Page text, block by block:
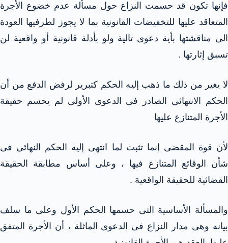
فإنها تكون قد حسمت النزاع حول مسألة عدم خضوع الأجرة
المتعاقد عليها للتخفيضات القانونية بما لا يجوز لطرفيها العودة
الى مناقشتها بأية دعوى تالية ولو بأدلة قانونية أو واقعية لن
تسبق إثارتها .
لا يغير من ذلك ما ذهب إليه الحكم كتبرير لرفض الدفع من أن
الحكم الانتهائى الصادر فى الدعوى الأولى لم يحسم حقيقة
الأجرة المتنازع عليها
لأن قوة المقضى إنما تثبت لما انتهى إليه الحكم النهائي فى
شأن الوقائع المتنازع فيها ، وعلى أساس مطابقة الحقيقة
القضائية للحقيقة الواقعية .
والمسألة الأساسية التى حسمها الحكم الأول وعلى ما سلف
بيانه وهى مدار النزاع فى الدعوى الماثلة ، أن الأجرة المتفق